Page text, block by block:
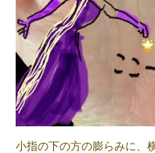
小指の下の方の膨らみに、